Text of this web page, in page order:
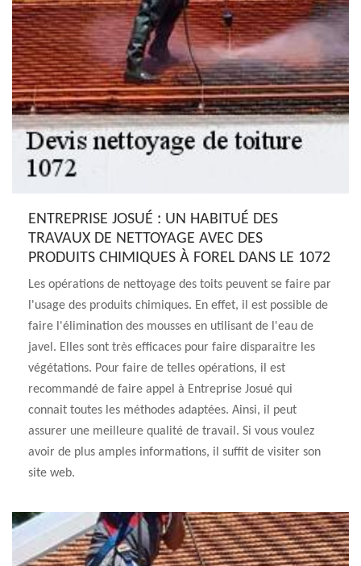
ENTREPRISE JOSUÉ : UN HABITUÉ DES
TRAVAUX DE NETTOYAGE AVEC DES
PRODUITS CHIMIQUES À FOREL DANS LE 1072
Les opérations de nettoyage des toits peuvent se faire par
l'usage des produits chimiques. En effet, il est possible de
faire l'élimination des mousses en utilisant de l'eau de
javel. Elles sont très efficaces pour faire disparaitre les
végétations. Pour faire de telles opérations, il est
recommandé de faire appel à Entreprise Josué qui
connait toutes les méthodes adaptées. Ainsi, il peut
assurer une meilleure qualité de travail. Si vous voulez
avoir de plus amples informations, il suffit de visiter son
site web.